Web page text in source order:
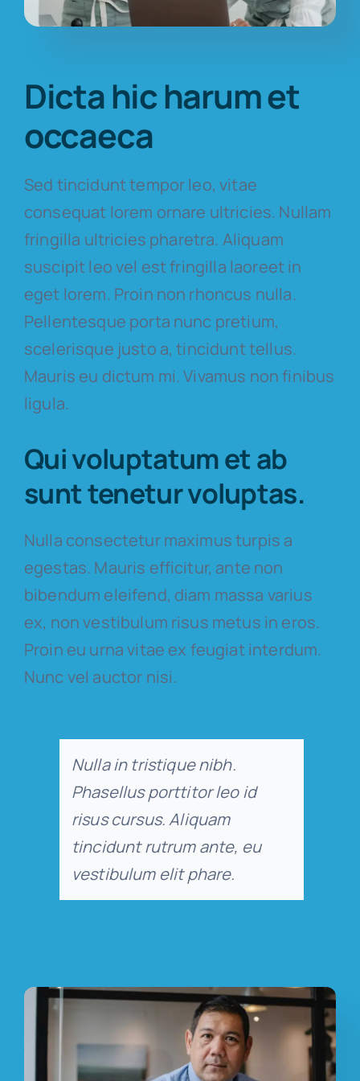
Dicta hic harum et
occaeca
Sed tincidunt tempor leo, vitae
consequat lorem ornare ultricies. Nullam
fringilla ultricies pharetra. Aliquam
suscipit leo vel est fringilla laoreet in
eget lorem. Proin non rhoncus nulla.
Pellentesque porta nunc pretium,
scelerisque justo a, tincidunt tellus.
Mauris eu dictum mi. Vivamus non finibus
ligula.
Qui voluptatum et ab
sunt tenetur voluptas.
Nulla consectetur maximus turpis a
egestas. Mauris efficitur, ante non
bibendum eleifend, diam massa varius
ex, non vestibulum risus metus in eros.
Proin eu urna vitae ex feugiat interdum.
Nunc vel auctor nisi.
Nulla in tristique nibh.
Phasellus porttitor leo id
risus cursus. Aliquam
tincidunt rutrum ante, eu
vestibulum elit phare.